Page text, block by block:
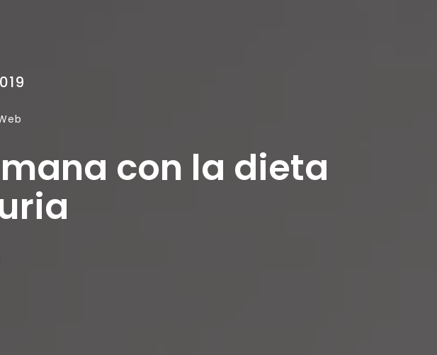
con la dieta